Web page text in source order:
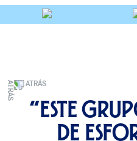
ATRÁS
“Este
de